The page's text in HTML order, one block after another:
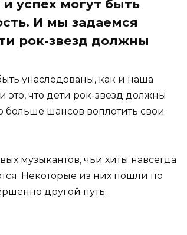
успех могут быть
И мы задаемся
рок-звезд должны
унаследованы, как и наша
это, что дети рок-звезд должны
больше шансов воплотить свои
музыкантов, чьи хиты навсегда
Некоторые из них пошли по
другой путь.